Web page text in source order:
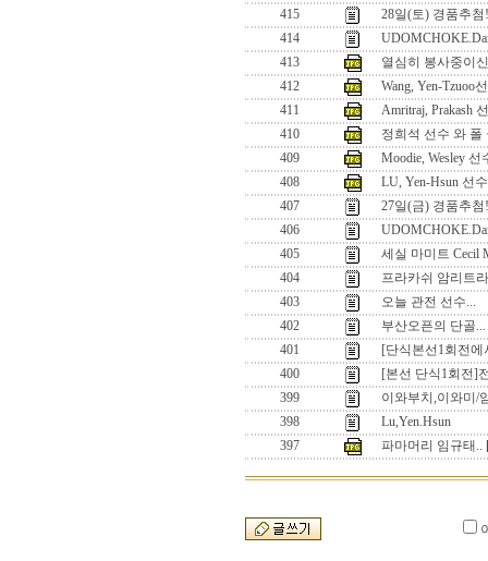
415
28일(토) 경품추첨!
414
413
열심히 봉사중이
412
Wang, Yen-Tzuoo
411
Amritraj, Prakash
410
정희석 선수 와 폴
409
Moodie, Wesley 선
408
LU, Yen-Hsun 선수
407
27일(금) 경품추
406
405
세실 마미트 Cecil
404
프라카쉬 암리트
403
오늘 관전 선수...
402
부산오픈의 단골...
401
[단식본선1회전
400
[본선 단식1회전]
399
이와부치,이와미/
398
Lu,Yen.Hsun
397
파마머리 임규태..